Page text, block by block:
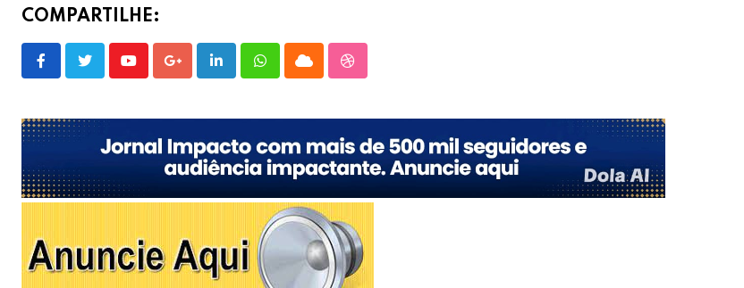
COMPARTILHE:
YoutubeGoogle+LinkedInWhatsappCloud StumbleUpon